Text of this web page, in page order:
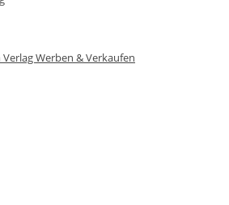
Werben & Verkaufen